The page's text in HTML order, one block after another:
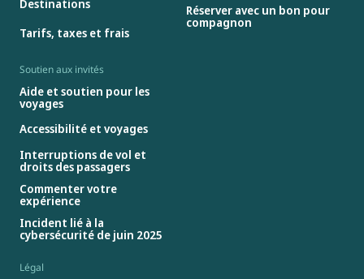
Destinations
Tarifs, taxes et frais
Réserver avec un bon pour
compagnon
Soutien aux invités
Aide et soutien pour les
voyages
Accessibilité et voyages
Interruptions de vol et
droits des passagers
Commenter votre
expérience
Incident lié à la
cybersécurité de juin 2025
Légal